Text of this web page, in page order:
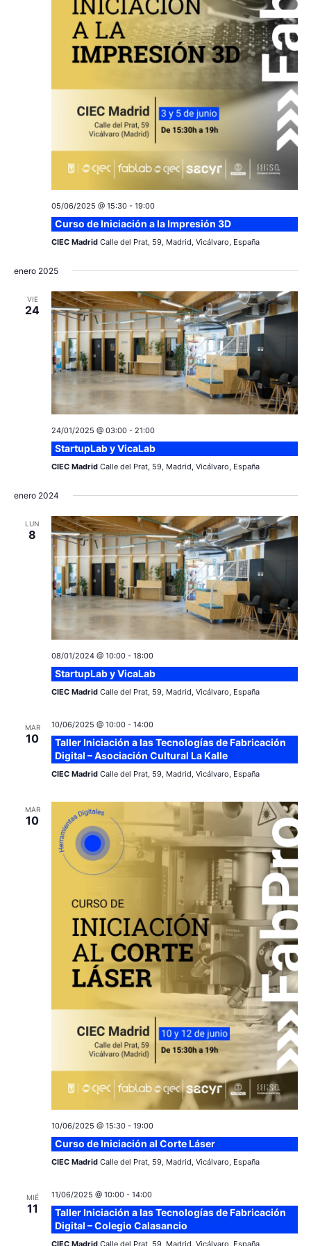
c
i
ó
n
d
e
v
i
t
a
s
ó
n
d
e
v
i
t
a
s
E
v
n
t
05/06/2025 @ 15:30- 19:00
Curso de Iniciación a la Impresión 3D
CIEC Madrid Calle del Prat, 59, Madrid, Vicálvaro, España
enero 2025
VIE
24
24/01/2025 @ 03:00- 21:00
StartupLab y VicaLab
CIEC Madrid Calle del Prat, 59, Madrid, Vicálvaro, España
enero 2024
LUN
8
08/01/2024 @ 10:00- 18:00
StartupLab y VicaLab
CIEC Madrid Calle del Prat, 59, Madrid, Vicálvaro, España
MAR
10
10/06/2025 @ 10:00- 14:00
Taller Iniciación a las Tecnologías de Fabricación
Digital – Asociación Cultural La Kalle
CIEC Madrid Calle del Prat, 59, Madrid, Vicálvaro, España
MAR
10
10/06/2025 @ 15:30- 19:00
Curso de Iniciación al Corte Láser
CIEC Madrid Calle del Prat, 59, Madrid, Vicálvaro, España
MIÉ
11
11/06/2025 @ 10:00- 14:00
Taller Iniciación a las Tecnologías de Fabricación
Digital – Colegio Calasancio